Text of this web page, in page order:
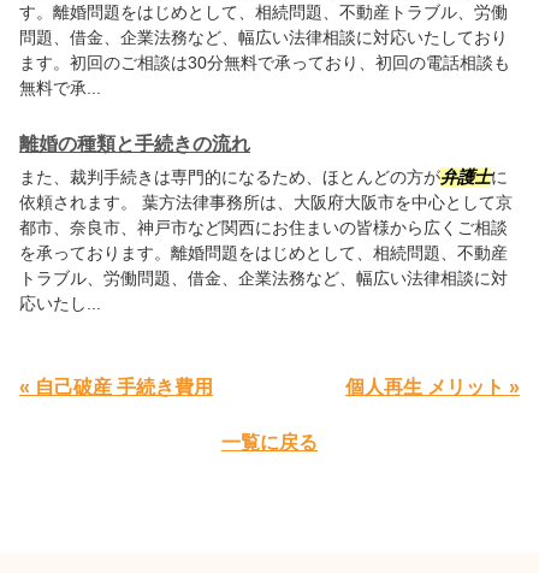
す。離婚問題をはじめとして、相続問題、不動産トラブル、労働
問題、借金、企業法務など、幅広い法律相談に対応いたしており
ます。初回のご相談は30分無料で承っており、初回の電話相談も
無料で承...
離婚の種類と手続きの流れ
また、裁判手続きは専門的になるため、ほとんどの方が弁護士に
依頼されます。 葉方法律事務所は、大阪府大阪市を中心として京
都市、奈良市、神戸市など関西にお住まいの皆様から広くご相談
を承っております。離婚問題をはじめとして、相続問題、不動産
トラブル、労働問題、借金、企業法務など、幅広い法律相談に対
応いたし...
« 自己破産 手続き費用 個人再生 メリット »
一覧に戻る